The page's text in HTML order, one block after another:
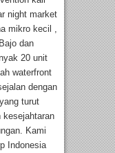
night market
mikro kecil ,
dan
20 unit
waterfront
dengan
turut
kesejahtaran
Kami
Indonesia